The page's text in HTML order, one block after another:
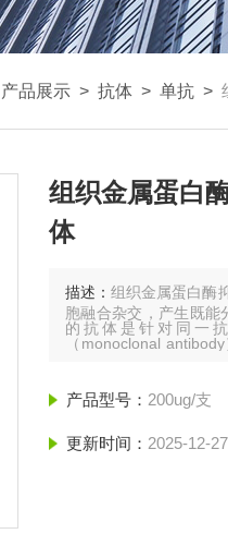
产品展示 > 抗体 > 单抗 >
组织金属蛋白
体
描述：组织金属蛋白酶
胞融合杂交，产生既能
的抗体是针对同一
（monoclonal
产品型号： 200ug/支
更新时间： 2025-12-27